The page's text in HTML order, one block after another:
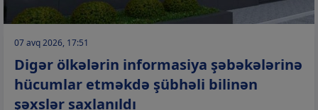
07 avq 2026, 17:51
Digər ölkələrin informasiya şəbəkələrinə
hücumlar etməkdə şübhəli bilinən
şəxslər saxlanıldı